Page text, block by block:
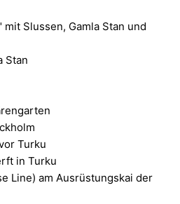
Slussen, Gamla Stan und
Stan
Turku
in Turku
Line) am Ausrüstungskai der